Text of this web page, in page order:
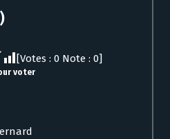
)
[Votes : 0 Note : 0]
voter